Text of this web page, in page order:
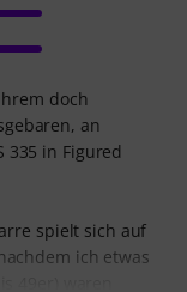
doch
an
335 in Figured
spielt sich auf
ich etwas